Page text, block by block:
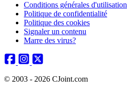
Conditions générales d'utilisation
Politique de confidentialité
Politique des cookies
Signaler un contenu
Marre des virus?
© 2003 - 2026 CJoint.com